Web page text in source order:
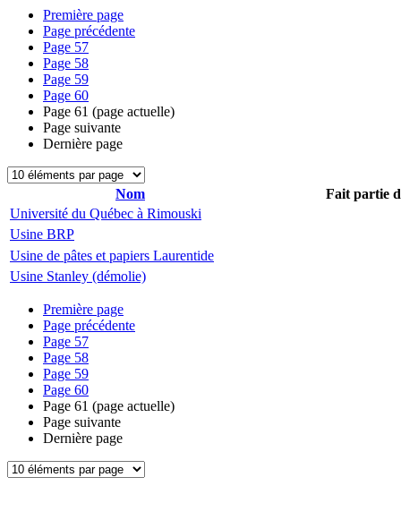
Première page
Page précédente
Page 57
Page 58
Page 59
Page 60
Page 61 (page actuelle)
Page suivante
Dernière page
Nom
Fait partie
Université du Québec à Rimouski
Usine BRP
Usine de pâtes et papiers Laurentide
Usine Stanley (démolie)
Première page
Page précédente
Page 57
Page 58
Page 59
Page 60
Page 61 (page actuelle)
Page suivante
Dernière page